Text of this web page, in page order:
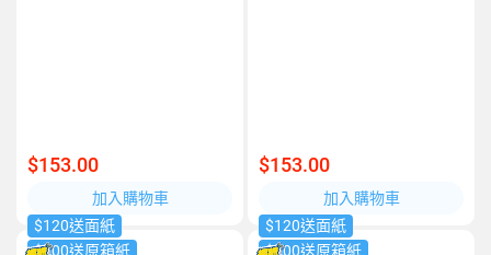
$153.00
加入購物車
$153.00
加入購物車
$120送面紙
$500送原箱紙
$120送面紙
$500送原箱紙